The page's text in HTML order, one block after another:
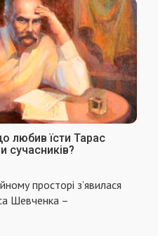
любив їсти Тарас
сучасників?
просторі з’явилася
Шевченка –